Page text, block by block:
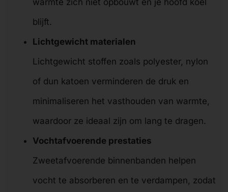
blijft.
Lichtgewicht materialen
Lichtgewicht stoffen zoals polyester, nylon
of dun katoen verminderen de druk en
minimaliseren het vasthouden van warmte,
waardoor ze ideaal zijn om lang te dragen.
Vochtafvoerende prestaties
Zweetafvoerende binnenbanden helpen
vocht te absorberen en te verdampen, zodat